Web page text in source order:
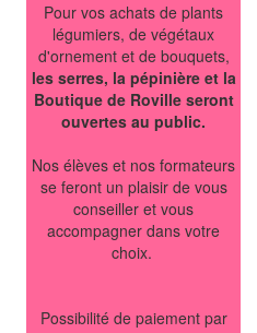
Pour vos achats de plants
légumiers, de végétaux
d'ornement et de bouquets,
les serres, la pépinière et la
Boutique de Roville seront
ouvertes au public.
Nos élèves et nos formateurs
se feront un plaisir de vous
conseiller et vous
accompagner dans votre
choix.
Possibilité de paiement par